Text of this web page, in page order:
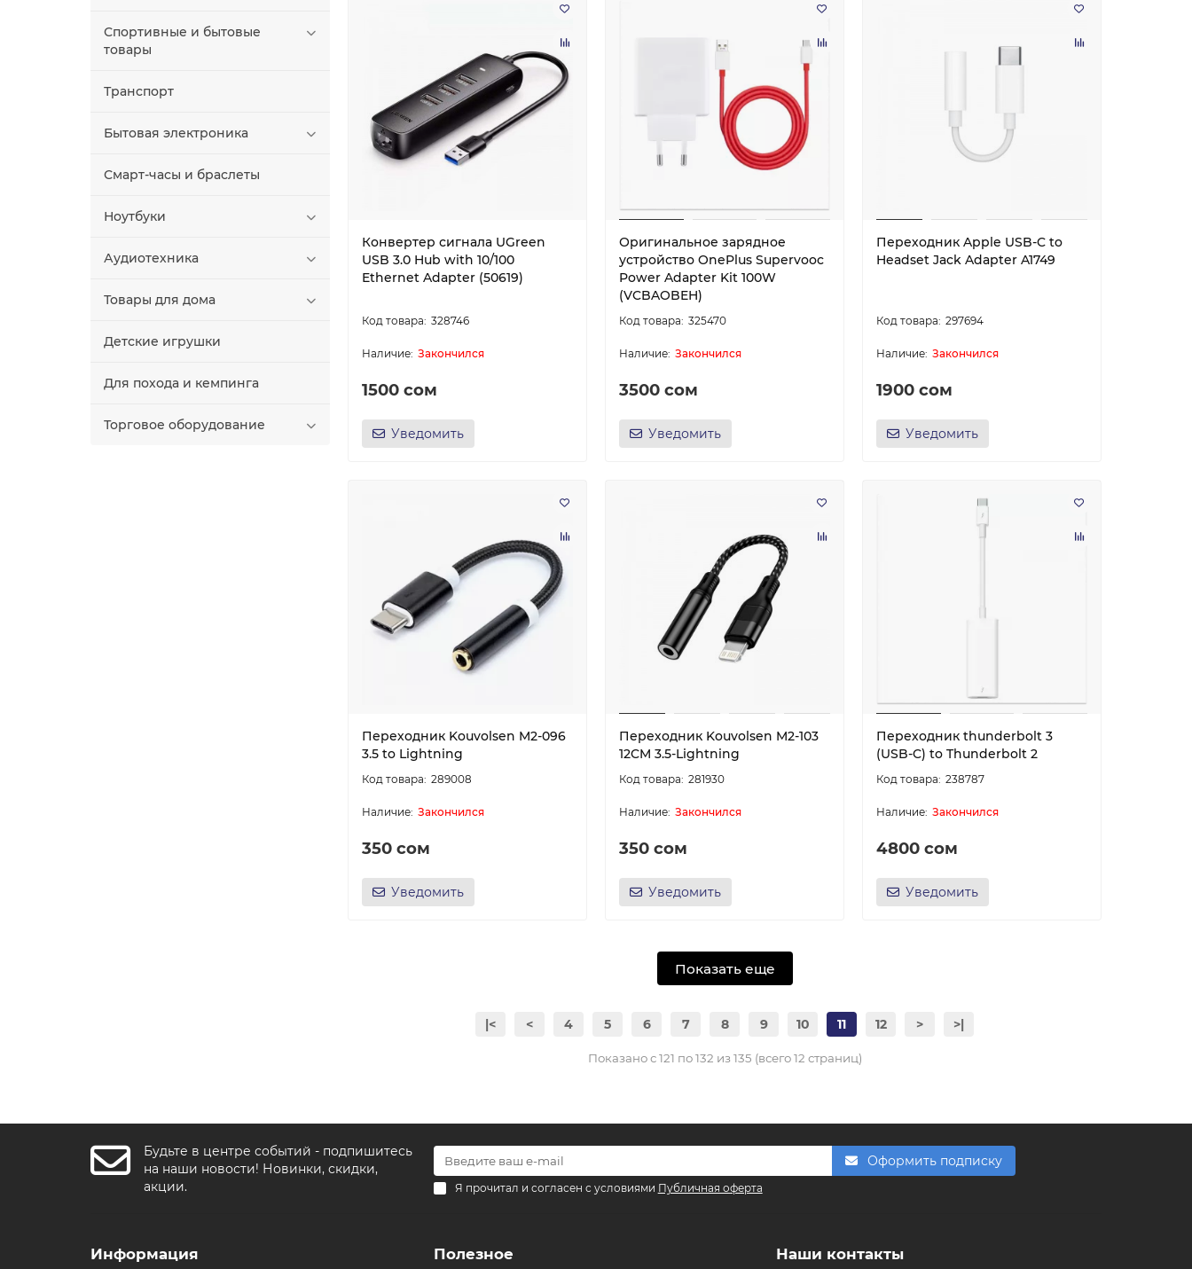
Спортивные и бытовые
товары
Транспорт
Бытовая электроника
Смарт-часы и браслеты
Ноутбуки
Аудиотехника
Товары для дома
Детские игрушки
Для похода и кемпинга
Торговое оборудование
Конвертер сигнала UGreen
USB 3.0 Hub with 10/100
Ethernet Adapter (50619)
328746
Закончился
1500 сом
Уведомить
Оригинальное зарядное
устройство OnePlus Supervooc
Power Adapter Kit 100W
(VCBAOBEH)
325470
Закончился
3500 сом
Уведомить
Переходник Apple USB-C to
Headset Jack Adapter A1749
297694
Закончился
1900 сом
Уведомить
Переходник Kouvolsen M2-096
3.5 to Lightning
289008
Закончился
350 сом
Уведомить
Переходник Kouvolsen M2-103
12CM 3.5-Lightning
281930
Закончился
350 сом
Уведомить
Переходник thunderbolt 3
(USB-C) to Thunderbolt 2
238787
Закончился
4800 сом
Уведомить
Показать еще
|< < 4 5 6 7 8 9 10 11 12 > >|
Показано с 121 по 132 из 135 (всего 12 страниц)
Будьте в центре событий - подпишитесь
на наши новости! Новинки, скидки,
акции.
Оформить подписку
Я прочитал и согласен с условиями Публичная оферта
Информация Полезное Наши контакты
Чем можем помочь?